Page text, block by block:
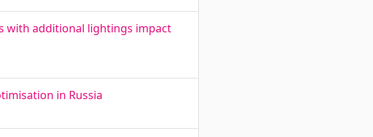
with additional lightings impact
in Russia